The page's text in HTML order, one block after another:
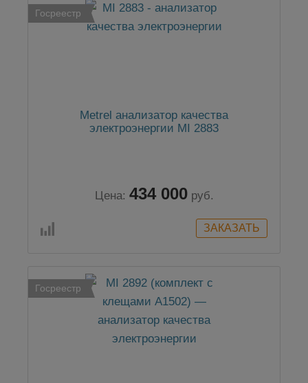
Госреестр
Metrel анализатор качества
электроэнергии MI 2883
Цена: 434 000 руб.
Госреестр